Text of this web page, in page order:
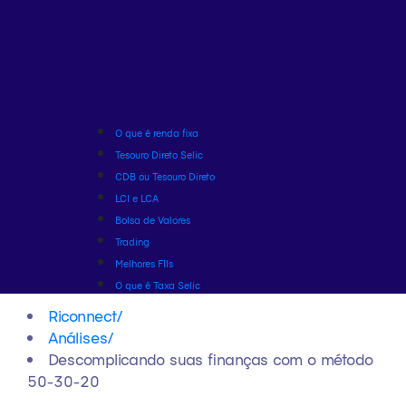
O que é renda fixa
Tesouro Direto Selic
CDB ou Tesouro Direto
LCI e LCA
Bolsa de Valores
Trading
Melhores FIIs
O que é Taxa Selic
Riconnect/
Análises/
Descomplicando suas finanças com o método
50-30-20